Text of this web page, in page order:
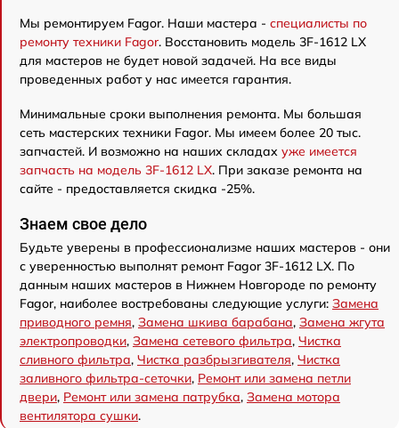
Мы ремонтируем Fagor. Наши мастера - специалисты по
ремонту техники Fagor. Восстановить модель 3F-1612 LX
для мастеров не будет новой задачей. На все виды
проведенных работ у нас имеется гарантия.
Минимальные сроки выполнения ремонта. Мы большая
сеть мастерских техники Fagor. Мы имеем более 20 тыс.
запчастей. И возможно на наших складах уже имеется
запчасть на модель 3F-1612 LX. При заказе ремонта на
сайте - предоставляется скидка -25%.
Знаем свое дело
Будьте уверены в профессионализме наших мастеров - они
с уверенностью выполнят ремонт Fagor 3F-1612 LX. По
данным наших мастеров в Нижнем Новгороде по ремонту
Fagor, наиболее востребованы следующие услуги: Замена
приводного ремня, Замена шкива барабана, Замена жгута
электропроводки, Замена сетевого фильтра, Чистка
сливного фильтра, Чистка разбрызгивателя, Чистка
заливного фильтра-сеточки, Ремонт или замена петли
двери, Ремонт или замена патрубка, Замена мотора
вентилятора сушки.